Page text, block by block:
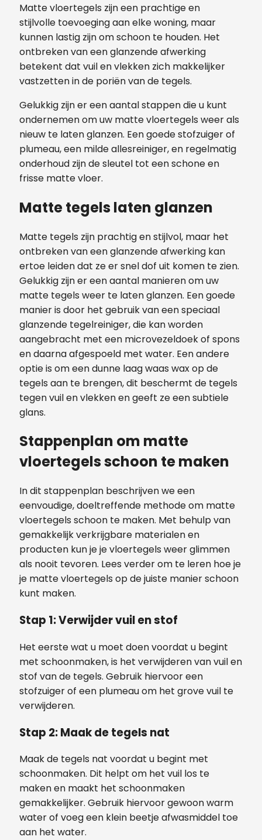
Matte vloertegels zijn een prachtige en
stijlvolle toevoeging aan elke woning, maar
kunnen lastig zijn om schoon te houden. Het
ontbreken van een glanzende afwerking
betekent dat vuil en vlekken zich makkelijker
vastzetten in de poriën van de tegels.
Gelukkig zijn er een aantal stappen die u kunt
ondernemen om uw matte vloertegels weer als
nieuw te laten glanzen. Een goede stofzuiger of
plumeau, een milde allesreiniger, en regelmatig
onderhoud zijn de sleutel tot een schone en
frisse matte vloer.
Matte tegels laten glanzen
Matte tegels zijn prachtig en stijlvol, maar het
ontbreken van een glanzende afwerking kan
ertoe leiden dat ze er snel dof uit komen te zien.
Gelukkig zijn er een aantal manieren om uw
matte tegels weer te laten glanzen. Een goede
manier is door het gebruik van een speciaal
glanzende tegelreiniger, die kan worden
aangebracht met een microvezeldoek of spons
en daarna afgespoeld met water. Een andere
optie is om een dunne laag waas wax op de
tegels aan te brengen, dit beschermt de tegels
tegen vuil en vlekken en geeft ze een subtiele
glans.
Stappenplan om matte
vloertegels schoon te maken
In dit stappenplan beschrijven we een
eenvoudige, doeltreffende methode om matte
vloertegels schoon te maken. Met behulp van
gemakkelijk verkrijgbare materialen en
producten kun je je vloertegels weer glimmen
als nooit tevoren. Lees verder om te leren hoe je
je matte vloertegels op de juiste manier schoon
kunt maken.
Stap 1: Verwijder vuil en stof
Het eerste wat u moet doen voordat u begint
met schoonmaken, is het verwijderen van vuil en
stof van de tegels. Gebruik hiervoor een
stofzuiger of een plumeau om het grove vuil te
verwijderen.
Stap 2: Maak de tegels nat
Maak de tegels nat voordat u begint met
schoonmaken. Dit helpt om het vuil los te
maken en maakt het schoonmaken
gemakkelijker. Gebruik hiervoor gewoon warm
water of voeg een klein beetje afwasmiddel toe
aan het water.